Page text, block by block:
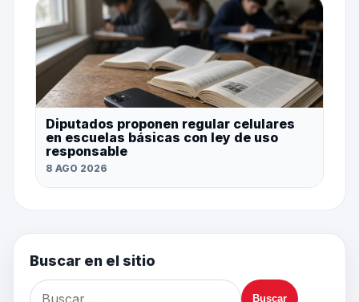
Diputados proponen regular celulares
en escuelas básicas con ley de uso
responsable
8 AGO 2026
Buscar en el sitio